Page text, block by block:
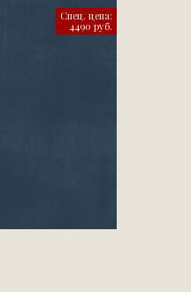
Спец. цена:
4490 руб.